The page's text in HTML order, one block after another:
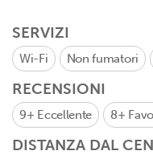
SERVIZI
Wi-Fi Non fumatori
RECENSIONI
9+ Eccellente 8+
DISTANZA DAL